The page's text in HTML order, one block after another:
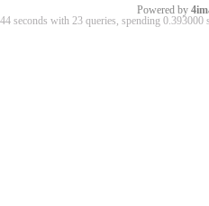
Powered by
seconds with 23 queries, spending